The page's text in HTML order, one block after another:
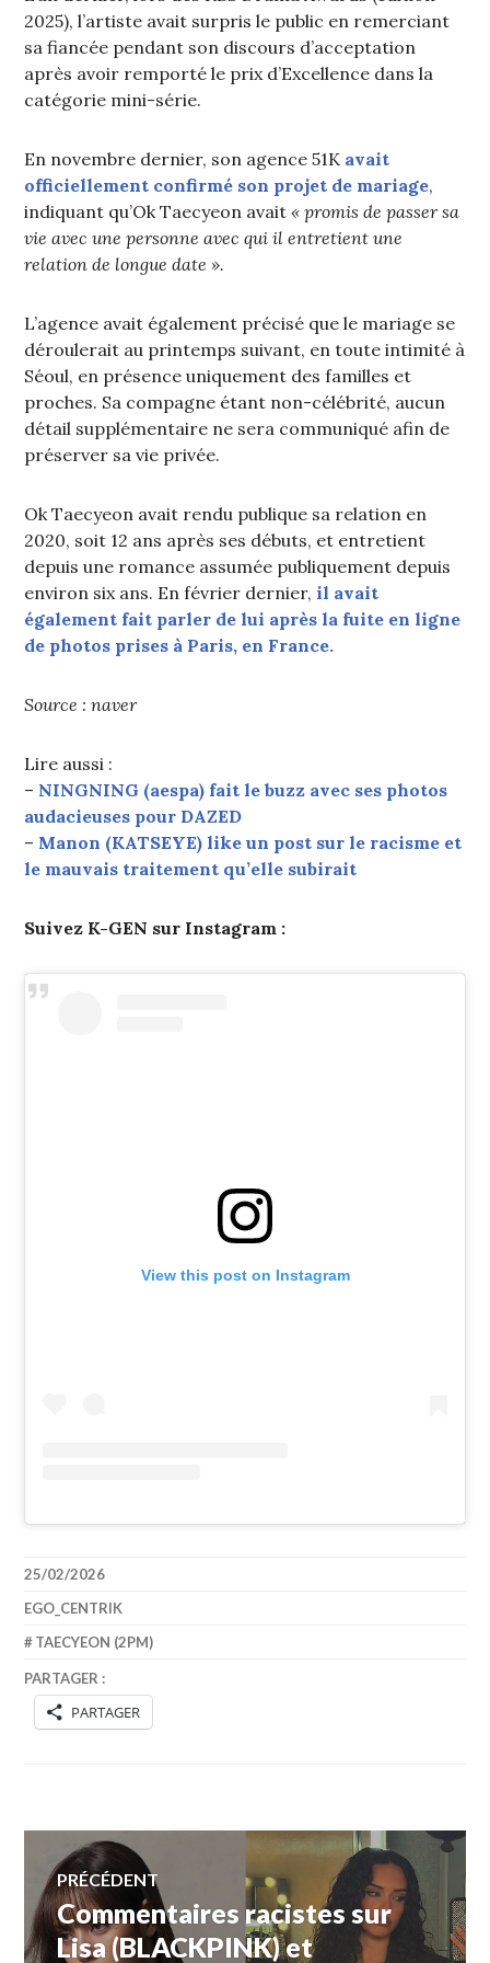
2025), l’artiste avait surpris le public en remerciant
sa fiancée pendant son discours d’acceptation
après avoir remporté le prix d’Excellence dans la
catégorie mini-série.
En novembre dernier, son agence 51K avait
officiellement confirmé son projet de mariage,
indiquant qu’Ok Taecyeon avait« promis de passer sa
vie avec une personne avec qui il entretient une
relation de longue date ».
L’agence avait également précisé que le mariage se
déroulerait au printemps suivant, en toute intimité à
Séoul, en présence uniquement des familles et
proches. Sa compagne étant non-célébrité, aucun
détail supplémentaire ne sera communiqué afin de
préserver sa vie privée.
Ok Taecyeon avait rendu publique sa relation en
2020, soit 12 ans après ses débuts, et entretient
depuis une romance assumée publiquement depuis
environ six ans. En février dernier, il avait
également fait parler de lui après la fuite en ligne
de photos prises à Paris, en France.
Source : naver
Lire aussi :
– NINGNING (aespa) fait le buzz avec ses photos
audacieuses pour DAZED
– Manon (KATSEYE) like un post sur le racisme et
le mauvais traitement qu’elle subirait
Suivez K-GEN sur Instagram :
View this post on Instagram
25/02/2026
EGO_CENTRIK
TAECYEON (2PM)
PARTAGER :
PARTAGER
Navigation
de
PRÉCÉDENT
Article
précédent :
Commentaires racistes sur
Lisa (BLACKPINK) et